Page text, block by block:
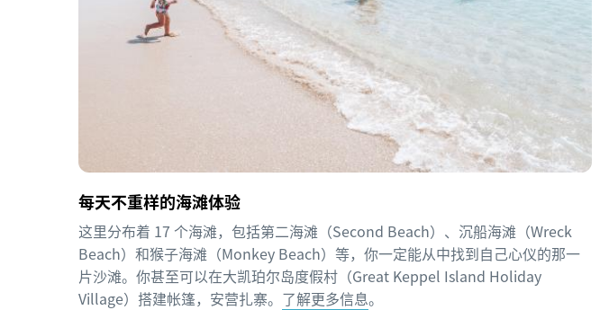
每天不重样的海滩体验
这里分布着 17 个海滩，包括第二海滩（Second Beach）、沉船海滩（Wreck
Beach）和猴子海滩（Monkey Beach）等，你一定能从中找到自己心仪的那一
片沙滩。你甚至可以在大凯珀尔岛度假村（Great Keppel Island Holiday
Village）搭建帐篷，安营扎寨。 了解更多信息。